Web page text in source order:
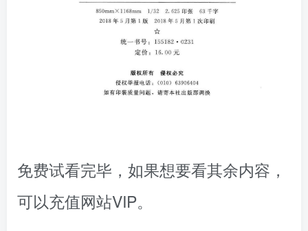
免费试看完毕，如果想要看其余内容，
可以充值网站VIP。